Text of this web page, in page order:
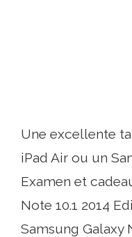
Une excellente
iPad Air ou un
Examen et
Note 10.1 2014
Samsung Galaxy